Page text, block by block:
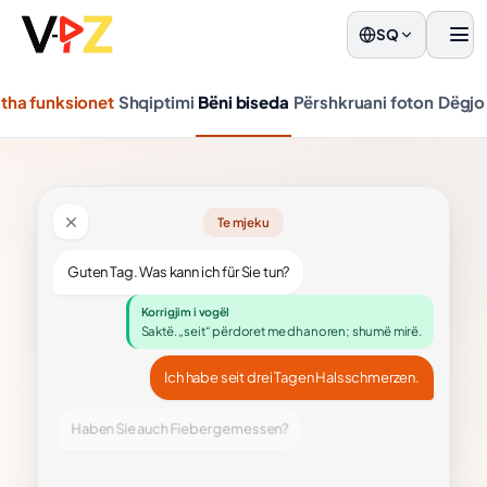
SQ
funksionet Shqiptimi Bëni biseda Përshkruani foton Dëgjo
Te mjeku
Guten Tag. Was kann ich für Sie tun?
Korrigjim i vogël
Saktë. „seit“ përdoret me dhanoren; shumë mirë.
Ich habe seit drei Tagen Halsschmerzen.
Haben Sie auch Fieber gemessen?